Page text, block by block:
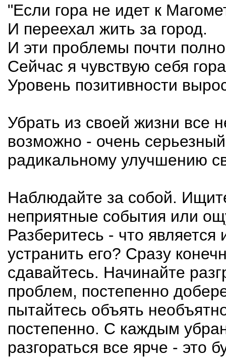
"Если гора не идет к
И переехал жить за город.
И эти проблемы почти
Сейчас я чувствую себя
Уровень позитивности
Убрать из своей жизни все
возможно - очень
радикальному улучшению
Наблюдайте за собой.
неприятные события или
Разберитесь - что
устранить его? Сразу
сдавайтесь. Начинайте
проблем, постепенно
пытайтесь объять
постепенно. С каждым
разгораться все ярче - это